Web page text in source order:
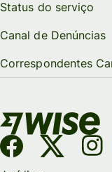
Status do serviço
Canal de Denúncias
Correspondentes